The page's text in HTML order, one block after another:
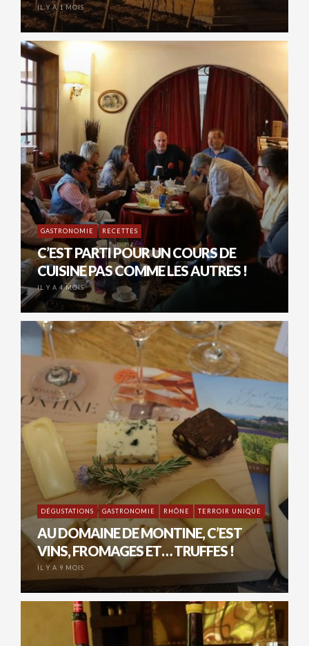
IL Y A 1 MOIS
GASTRONOMIE RECETTES
C’EST PARTI POUR UN COURS DE
CUISINE PAS COMME LES AUTRES !
IL Y A 4 MOIS
DÉGUSTATIONS GASTRONOMIE RHÔNE TERROIR UNIQUE
AU DOMAINE DE MONTINE, C’EST
VINS, FROMAGES ET… TRUFFES !
IL Y A 9 MOIS